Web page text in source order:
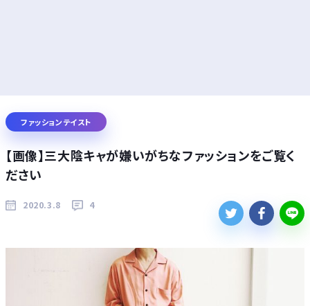
ファッションテイスト
【画像】三大陰キャが嫌いがちなファッションをご覧く
ださい
2020.3.8 4